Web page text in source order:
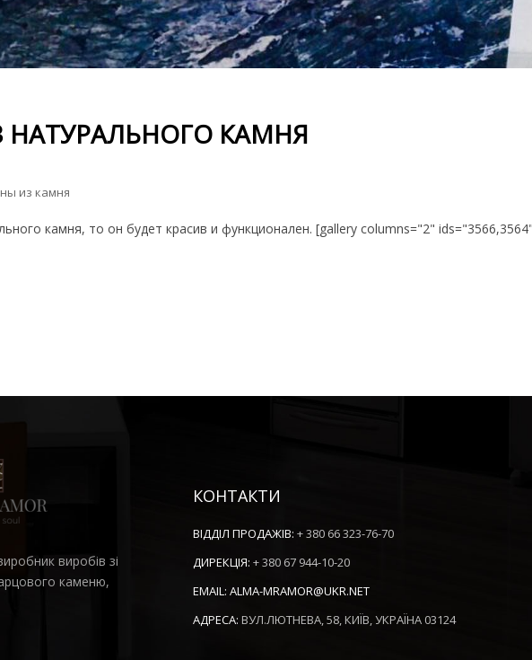
КАМНЯ
из камня
камня, то он будет красив и функционален. [gallery columns="2"
виробів зі
каменю,
КОНТАКТИ
ВІДДІЛ ПРОДАЖІВ: + 380 66 323-76-70
ДИРЕКЦІЯ: + 380 67 944-10-20
EMAIL: ALMA-MRAMOR@UKR.NET
АДРЕСА: ВУЛ.ЛЮТНЕВА, 58, КИЇВ, УКРАЇНА 03124